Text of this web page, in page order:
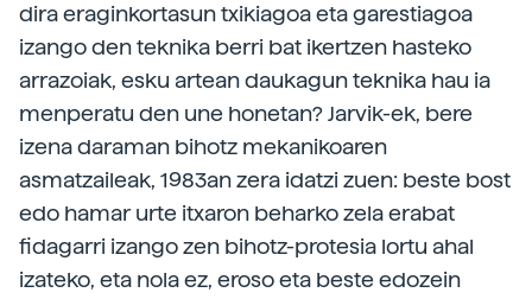
dira eraginkortasun txikiagoa eta garestiagoa
izango den teknika berri bat ikertzen hasteko
arrazoiak, esku artean daukagun teknika hau ia
menperatu den une honetan? Jarvik-ek, bere
izena daraman bihotz mekanikoaren
asmatzaileak, 1983an zera idatzi zuen: beste bost
edo hamar urte itxaron beharko zela erabat
fidagarri izango zen bihotz-protesia lortu ahal
izateko, eta nola ez, eroso eta beste edozein